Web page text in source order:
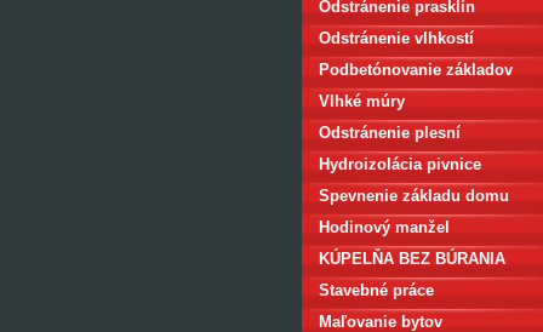
Odstránenie prasklín
Odstránenie vlhkostí
Podbetónovanie základov
Vlhké múry
Odstránenie plesní
Hydroizolácia pivnice
Spevnenie základu domu
Hodinový manžel
KÚPELŇA BEZ BÚRANIA
Stavebné práce
Maľovanie bytov